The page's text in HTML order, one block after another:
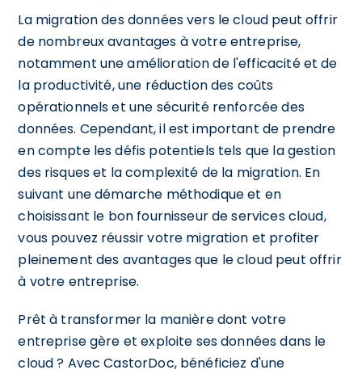
La migration des données vers le cloud peut offrir
de nombreux avantages à votre entreprise,
notamment une amélioration de l'efficacité et de
la productivité, une réduction des coûts
opérationnels et une sécurité renforcée des
données. Cependant, il est important de prendre
en compte les défis potentiels tels que la gestion
des risques et la complexité de la migration. En
suivant une démarche méthodique et en
choisissant le bon fournisseur de services cloud,
vous pouvez réussir votre migration et profiter
pleinement des avantages que le cloud peut offrir
à votre entreprise.
Prêt à transformer la manière dont votre
entreprise gère et exploite ses données dans le
cloud ? Avec CastorDoc, bénéficiez d'une